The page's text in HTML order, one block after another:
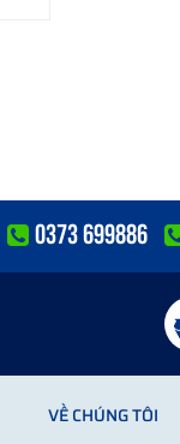
0373 699886
VỀ CHÚNG TÔI